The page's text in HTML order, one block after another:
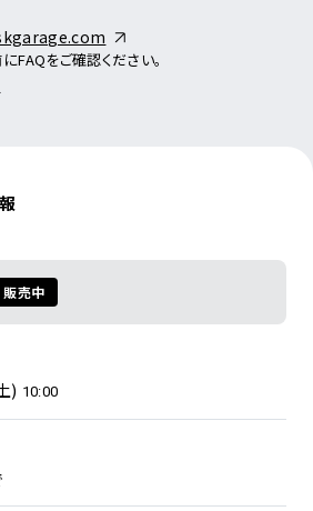
FAQをご確認ください。
販売中
) 10:00